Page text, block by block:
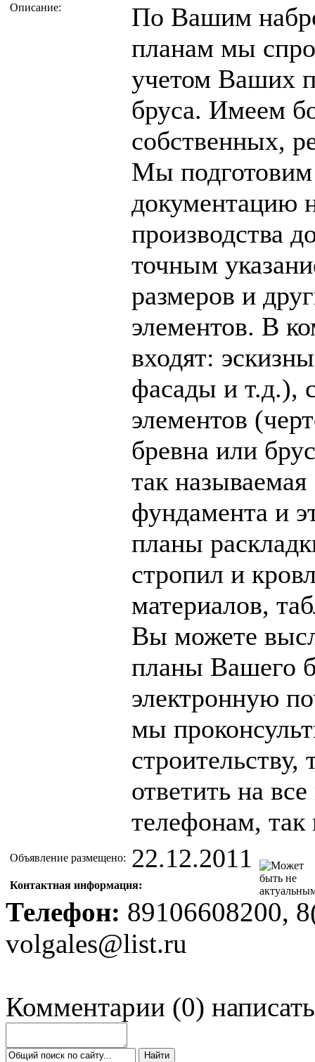
Описание:
По Вашим
планам мы
учетом Ваших
бруса. Имеем
собственных,
Мы
документацию
производства
точным
размеров и
элементов. В
входят:
фасады и т.д.),
элементов
бревна или
так
фундамента и
планы
стропил и
материалов,
Вы можете
планы Вашего
электронную
мы
ответить на
телефонам,
Объявление размещено: 22.12.2011
Контактная информация:
Телефон: 89106608200,
volgales@list.ru
Комментарии (0) написать